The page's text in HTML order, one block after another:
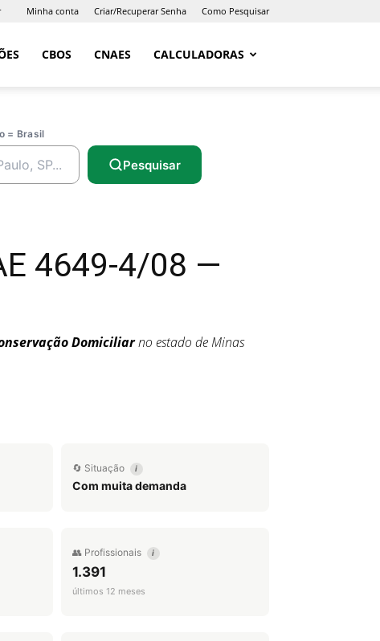
Minha conta Criar/Recuperar Senha Como Pesquisar
CBOS CNAES CALCULADORAS
= Brasil
Pesquisar
4649-4/08 —
Domiciliarno estado de Minas
🔄 Situação i
Com muita demanda
👥 Profissionais i
1.391
últimos 12 meses